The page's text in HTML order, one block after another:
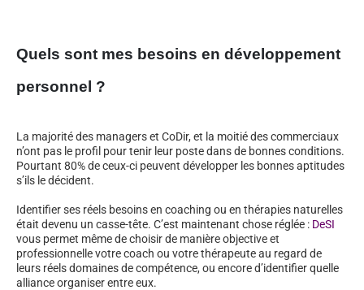
Quels sont mes besoins en développement
personnel ?
La majorité des managers et CoDir, et la moitié des commerciaux
n’ont pas le profil pour tenir leur poste dans de bonnes conditions.
Pourtant 80% de ceux-ci peuvent développer les bonnes aptitudes
s’ils le décident.
Identifier ses réels besoins en coaching ou en thérapies naturelles
était devenu un casse-tête. C’est maintenant chose réglée : DeSI
vous permet même de choisir de manière objective et
professionnelle votre coach ou votre thérapeute au regard de
leurs réels domaines de compétence, ou encore d’identifier quelle
alliance organiser entre eux.